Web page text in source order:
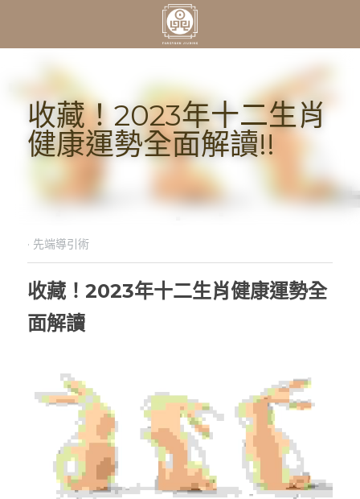
收藏！2023年十二生肖
健康運勢全面解讀!!
· 先端導引術
收藏！2023年十二生肖健康運勢全
面解讀